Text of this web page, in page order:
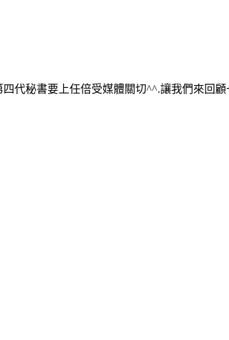
代秘書要上任倍受媒體關切^^.讓我們來回